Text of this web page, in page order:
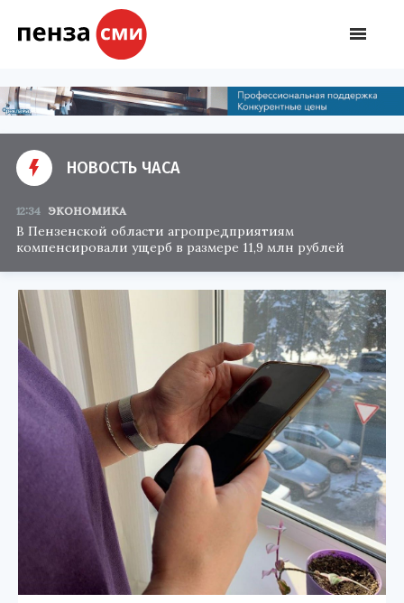
НОВОСТЬ ЧАСА
12:34 ЭКОНОМИКА
В Пензенской области агропредприятиям
компенсировали ущерб в размере 11,9 млн рублей